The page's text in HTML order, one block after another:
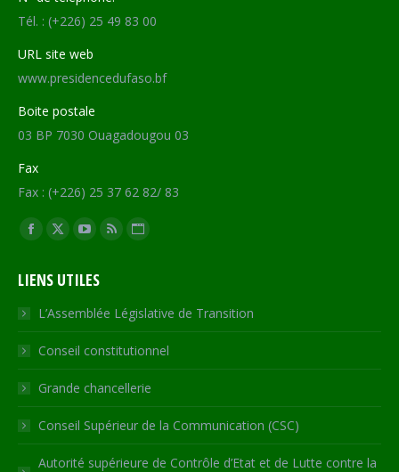
Tél. : (+226) 25 49 83 00
URL site web
www.presidencedufaso.bf
Boite postale
03 BP 7030 Ouagadougou 03
Fax
Fax : (+226) 25 37 62 82/ 83
Trouvez nous sur :
Facebook
opens
in
new
window
X
opens
in
new
window
YouTube
opens
in
new
window
RSS
in
new
window
Site
opens
in
new
LIENS UTILES
L’Assemblée Législative de Transition
Conseil constitutionnel
Grande chancellerie
Conseil Supérieur de la Communication (CSC)
Autorité supérieure de Contrôle d’Etat et de Lutte contre la